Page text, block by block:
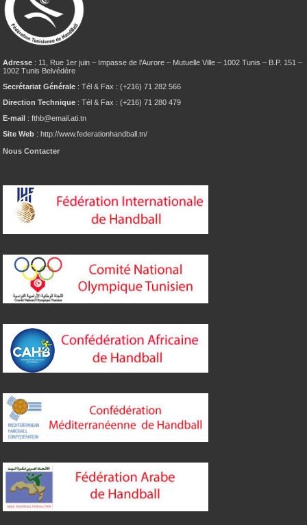
Adresse : 11, Rue 1er juin – Impasse de l’Aurore – Mutuelle Ville – 1002 Tunis – B.P. 151 –
1002 Tunis Belvédère
Secrétariat Générale : Tél & Fax : (+216) 71 282 566
Direction Technique : Tél & Fax : (+216) 71 280 479
E-mail : fthb@email.ati.tn
Site Web : http://www.federationhandball.tn/
Nous Contacter